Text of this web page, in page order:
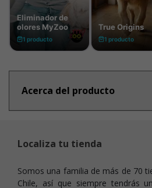
Acerca del producto
Localiza tu tienda
Somos una familia de más de 70
Chile, así que siempre tendrás